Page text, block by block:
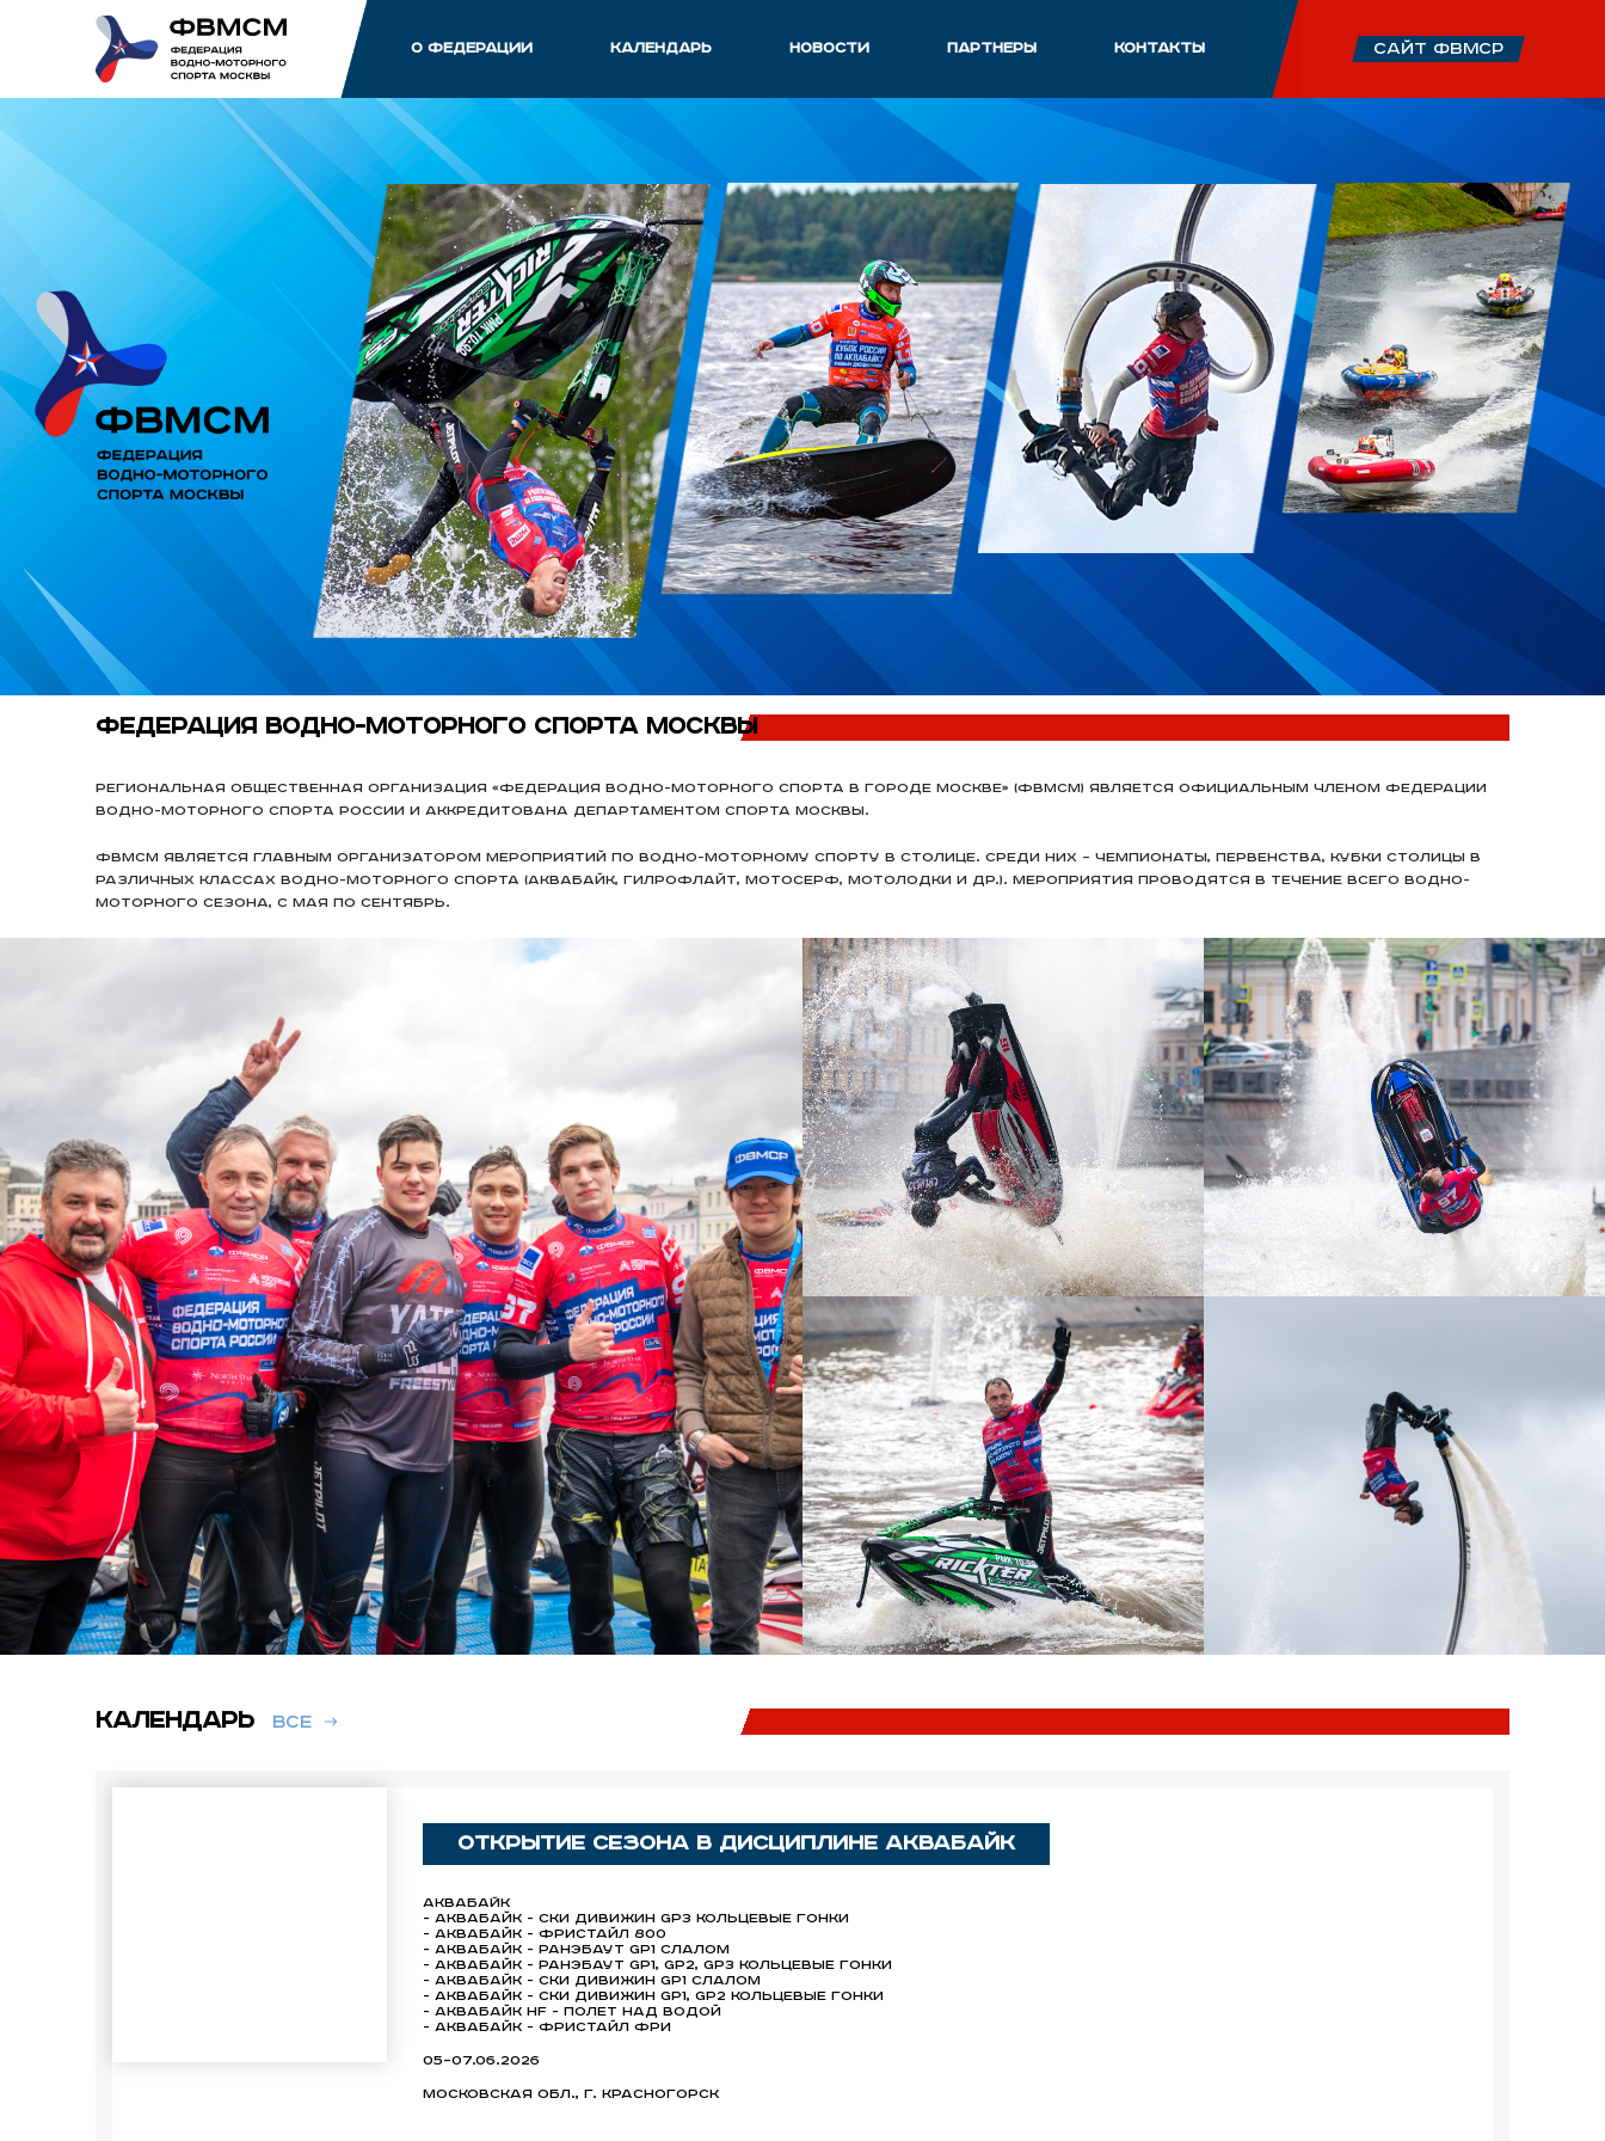
О ФЕДЕРАЦИИ КАЛЕНДАРЬ НОВОСТИ ПАРТНЕРЫ КОНТАКТЫ сайт ФВМСР
Федерация водно-моторного спорта Москвы
Региональная общественная организация «Федерация водно-моторного спорта в городе Москве» (ФВМСМ) является официальным членом Федерации
водно-моторного спорта России и аккредитована Департаментом спорта Москвы.
ФВМСМ является главным организатором мероприятий по водно-моторному спорту в столице. Среди них – чемпионаты, первенства, Кубки столицы в
различных классах водно-моторного спорта (аквабайк, гилрофлайт, мотосерф, мотолодки и др.). Мероприятия проводятся в течение всего водно-
моторного сезона, с мая по сентябрь.
Календарь Все
Открытие сезона в дисциплине аквабайк
АКВАБАЙК
- Аквабайк - ски дивижин GP3 кольцевые гонки
- Аквабайк - фристайл 800
- Аквабайк - ранэбаут GP1 слалом
- Аквабайк - ранэбаут GP1, GP2, GP3 кольцевые гонки
- Аквабайк - ски дивижин GP1 слалом
- Аквабайк - ски дивижин GP1, GP2 кольцевые гонки
- Аквабайк HF - полет над водой
- Аквабайк - фристайл фри
05–07.06.2026
Московская обл., г. Красногорск